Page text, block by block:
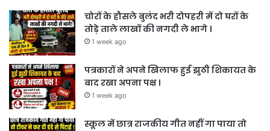
चोरों के हौसले बुलंद भरी दोपहरी में दो घरों के
तोड़े ताले लाखों की नगदी ले भागे ।
1 week ago
पत्रकारों ने अपने खिलाफ हुई झुठी शिकायत के
बाद रखा अपना पक्ष ।
1 week ago
स्कूल में छात्र राजकीय गीत नहीं गा पाया तो